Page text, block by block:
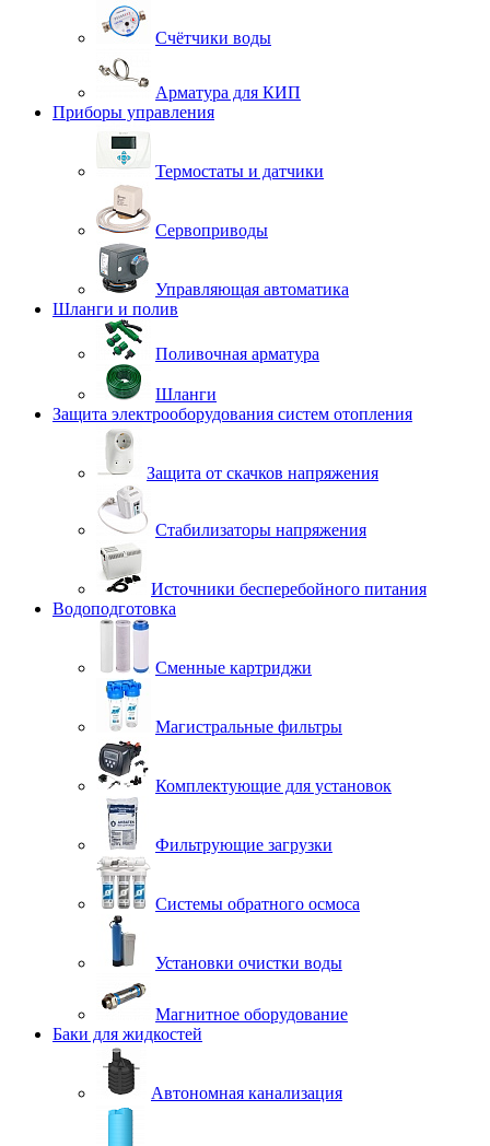
Счётчики воды
Арматура для КИП
Приборы управления
Термостаты и датчики
Сервоприводы
Управляющая автоматика
Шланги и полив
Поливочная арматура
Шланги
Защита электрооборудования систем отопления
Защита от скачков напряжения
Стабилизаторы напряжения
Источники бесперебойного питания
Водоподготовка
Сменные картриджи
Магистральные фильтры
Комплектующие для установок
Фильтрующие загрузки
Системы обратного осмоса
Установки очистки воды
Магнитное оборудование
Баки для жидкостей
Автономная канализация